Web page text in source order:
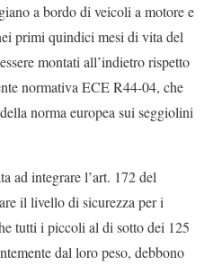
a bordo di veicoli a motore e
primi quindici mesi di vita del
montati all’indietro rispetto
normativa ECE R44-04, che
norma europea sui seggiolini
ad integrare l’art. 172 del
il livello di sicurezza per i
tutti i piccoli al di sotto dei 125
dal loro peso, debbono